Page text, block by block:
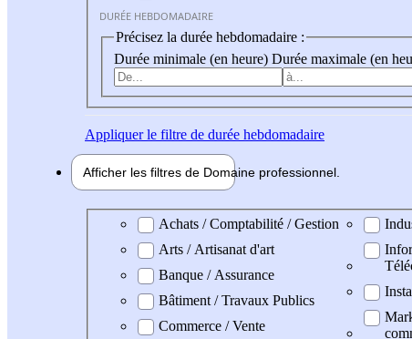
DURÉE HEBDOMADAIRE
Précisez la durée hebdomadaire :
Durée minimale (en heure) Durée maximale (en
Appliquerle filtre de durée hebdomadaire
Afficher les filtres de Domaine professionnel
Domaine professionel
Achats / Comptabilité / Gestion
Arts / Artisanat d'art
Banque / Assurance
Bâtiment / Travaux Publics
Commerce / Vente